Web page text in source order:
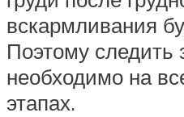
вскармливания
Поэтому следить
необходимо на
этапах.